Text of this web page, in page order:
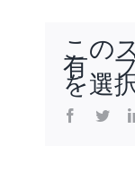
この
有、
を選
facebook